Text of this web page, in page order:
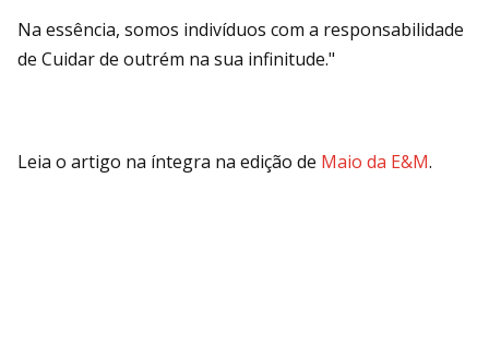
Na essência, somos indivíduos com a responsabilidade
de Cuidar de outrém na sua infinitude."
Leia o artigo na íntegra na edição de Maio da E&M.